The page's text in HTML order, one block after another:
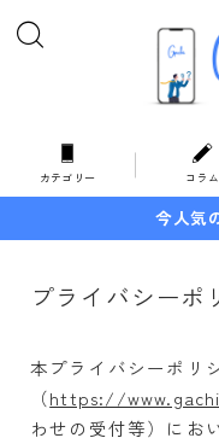
ホーム
オススメ・特集
カテゴリー
家事
カテゴリー コラム
今人気
プライバシーポ
本プライバシーポリ
（https://
わせの受付等）にお